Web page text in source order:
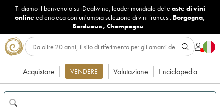
Ti diamo il benvenuto su iDealwine, leader mondiale delle aste di vini
onlineed enoteca con un'ampia selezione di vini francesi: Borgogna,
Bordeaux, Champagne...
Acquistare VENDERE Valutazione Enciclopedia